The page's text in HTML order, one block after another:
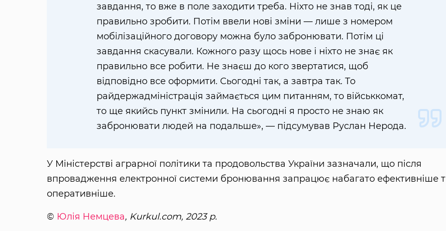
завдання, то вже в поле заходити треба. Ніхто не знав тоді, як це
правильно зробити. Потім ввели нові зміни — лише з номером
мобілізаційного договору можна було забронювати. Потім ці
завдання скасували. Кожного разу щось нове і ніхто не знає як
правильно все робити. Не знаєш до кого звертатися, щоб
відповідно все оформити. Сьогодні так, а завтра так. То
райдержадміністрація займається цим питанням, то військкомат,
то ще якийсь пункт змінили. На сьогодні я просто не знаю як
забронювати людей на подальше», — підсумував Руслан Нерода.
У Міністерстві аграрної політики та продовольства України зазначали, що після
впровадження електронної системи бронювання запрацює набагато ефективніше
оперативніше.
© Юлія Немцева, Kurkul.com, 2023 р.